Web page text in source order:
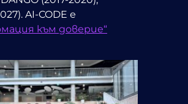
AI-CODE е
към доверие“